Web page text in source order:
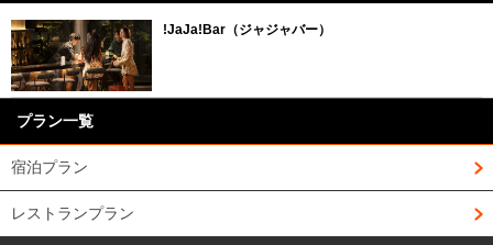
!JaJa!Bar（ジャジャバー）
プラン一覧
宿泊プラン
レストランプラン